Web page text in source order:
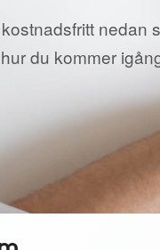
nedan
du kommer